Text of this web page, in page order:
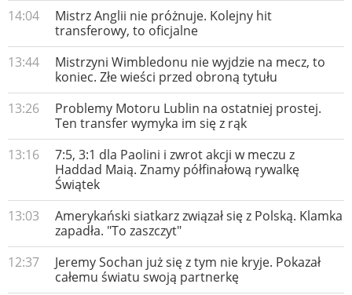
14:04
Mistrz Anglii nie próżnuje. Kolejny hit
transferowy, to oficjalne
13:44
Mistrzyni Wimbledonu nie wyjdzie na mecz, to
koniec. Złe wieści przed obroną tytułu
13:26
Problemy Motoru Lublin na ostatniej prostej.
Ten transfer wymyka im się z rąk
13:16
7:5, 3:1 dla Paolini i zwrot akcji w meczu z
Haddad Maią. Znamy półfinałową rywalkę
Świątek
13:03
Amerykański siatkarz związał się z Polską. Klamka
zapadła. "To zaszczyt"
12:37
Jeremy Sochan już się z tym nie kryje. Pokazał
całemu światu swoją partnerkę